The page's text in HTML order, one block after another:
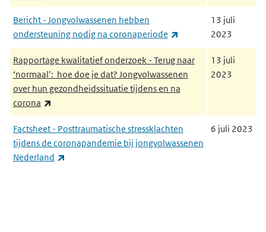
Bericht - Jongvolwassenen hebben
ondersteuning nodig na coronaperiode
(externe link)
13 juli
2023
Rapportage kwalitatief onderzoek - Terug naar
‘normaal’: hoe doe je dat? Jongvolwassenen
over hun gezondheidssituatie tijdens en na
corona
13 juli
2023
Factsheet - Posttraumatische stressklachten
tijdens de coronapandemie bij jongvolwassenen
Nederland
6 juli 2023